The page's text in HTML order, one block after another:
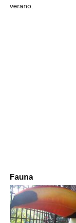
verano.
Fauna